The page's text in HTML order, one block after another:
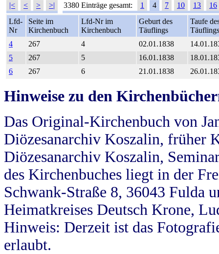
|< < > >| 3380 Einträge gesamt: 1 4 7 10 13
16
Lfd-
Nr
Seite im
Kirchenbuch
Lfd-Nr im
Kirchenbuch
Geburt des
Täuflings
Taufe
Täuflings
4
267 4 02.01.1838
5
267 5 16.01.1838
6
267 6 21.01.1838
Hinweise zu den
Das Original-Kirchenbuch von
Diözesanarchiv Koszalin, früher
Diözesanarchiv Koszalin,
des Kirchenbuches liegt in der
Schwank-Straße 8, 36043 Fulda
Heimatkreises Deutsch Krone,
Hinweis: Derzeit ist das
erlaubt.